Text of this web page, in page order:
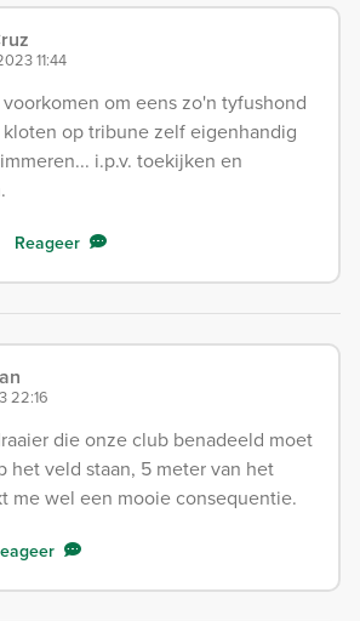
11:44
om eens zo'n tyfushond
op tribune zelf eigenhandig
i.p.v. toekijken en
Reageer
22:16
die onze club benadeeld moet
het veld staan, 5 meter van het
me wel een mooie consequentie.